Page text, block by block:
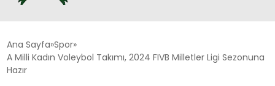
GÜNDEM
DÜNYA
Ana Sayfa Spor
A Milli Kadın Voleybol Takımı, 2024 FIVB Milletler Ligi Sezonuna
Hazır